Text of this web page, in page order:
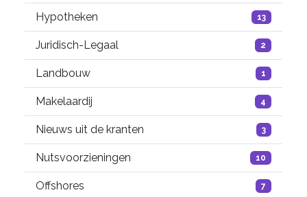
Hypotheken 13
Juridisch-Legaal 2
Landbouw 1
Makelaardij 4
Nieuws uit de kranten 3
Nutsvoorzieningen 10
Offshores 7